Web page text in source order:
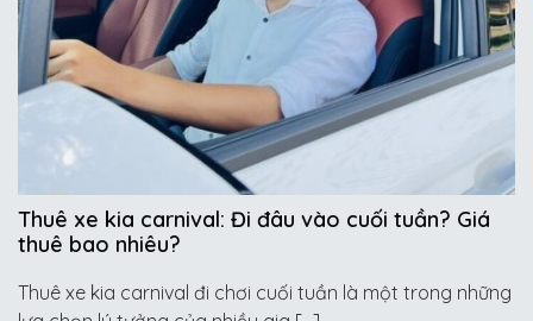
Thuê xe kia carnival: Đi đâu vào cuối tuần? Giá
thuê bao nhiêu?
Thuê xe kia carnival đi chơi cuối tuần là một trong những